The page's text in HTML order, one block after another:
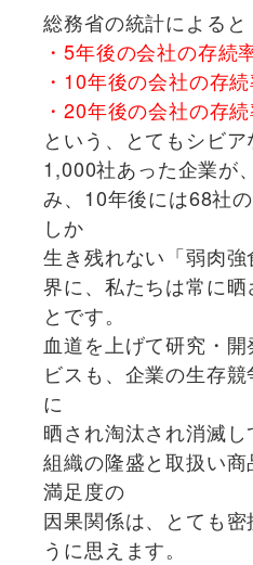
総務省の統計によると
・5年後の会社の存
・10年後の会社の存
・20年後の会社の存
という、とてもシビア
1,000社あった企業が
み、10年後には68社
しか
生き残れない「弱肉
界に、私たちは常に
とです。
血道を上げて研究・
ビスも、企業の生存
に
晒され淘汰され消滅
組織の隆盛と取扱い
満足度の
因果関係は、とても
うに思えます。